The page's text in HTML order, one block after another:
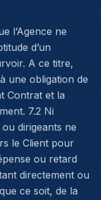
l’Agence ne
d’un
A ce titre,
une obligation de
Contrat et la
7.2 Ni
dirigeants ne
le Client pour
ou retard
directement ou
ce soit, de la